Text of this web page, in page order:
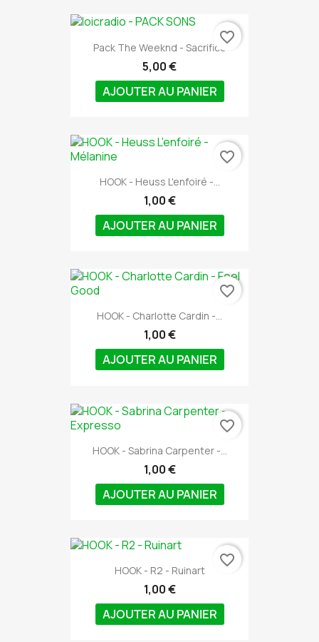
Pack The Weeknd - Sacrifice
5,00 €
AJOUTER AU PANIER
favorite_border
HOOK - Heuss L'enfoiré -...
1,00 €
AJOUTER AU PANIER
favorite_border
HOOK - Charlotte Cardin -...
1,00 €
AJOUTER AU PANIER
favorite_border
HOOK - Sabrina Carpenter -...
1,00 €
AJOUTER AU PANIER
favorite_border
HOOK - R2 - Ruinart
1,00 €
AJOUTER AU PANIER
favorite_border